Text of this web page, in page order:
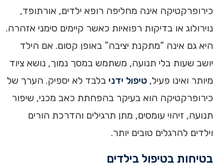
כירופרקטיקה אינה מחליפה רופא ילדים, אורתופד,
נוירולוג או בדיקות רפואיות כאשר קיימים סימני אזהרה.
היא גם אינה “מתקנת יציבה” באופן קסום. אם הילד
יושב שעות בלי תנועה, משתמש במסך נמוך, נושא ציוד
מיותר ואינו פעיל, טיפול ידני בלבד לא יספיק. הערך של
כירופרקטיקה הוא בעיקר בהפחתת כאב מכני, שיפור
תנועה, זיהוי עומסים, מתן תרגילים והדרכת הורים
וילדים להרגלים טובים יותר.
בטיחות בטיפול בילדים